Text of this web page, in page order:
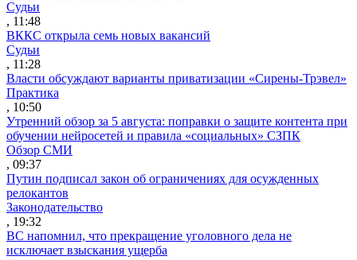
Судьи
, 11:48
ВККС открыла семь новых вакансий
Судьи
, 11:28
Власти обсуждают варианты приватизации «Сирены-Трэвел»
Практика
, 10:50
Утренний обзор за 5 августа: поправки о защите контента при
обучении нейросетей и правила «социальных» СЗПК
Обзор СМИ
, 09:37
Путин подписал закон об ограничениях для осужденных
релокантов
Законодательство
, 19:32
ВС напомнил, что прекращение уголовного дела не
исключает взыскания ущерба